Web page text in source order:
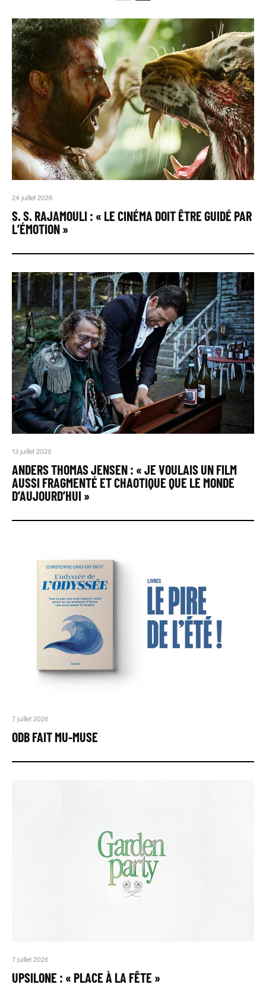
24 juillet 2026
S. S. RAJAMOULI : « LE CINÉMA DOIT ÊTRE GUIDÉ PAR
L’ÉMOTION »
13 juillet 2026
ANDERS THOMAS JENSEN : « JE VOULAIS UN FILM
AUSSI FRAGMENTÉ ET CHAOTIQUE QUE LE MONDE
D’AUJOURD’HUI »
7 juillet 2026
ODB FAIT MU-MUSE
7 juillet 2026
UPSILONE : « PLACE À LA FÊTE »